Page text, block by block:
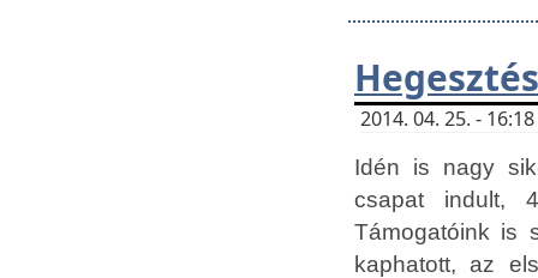
2014. 04. 25. -
Idén is nagy
csapat indult,
Támogatóink is
kaphatott, az